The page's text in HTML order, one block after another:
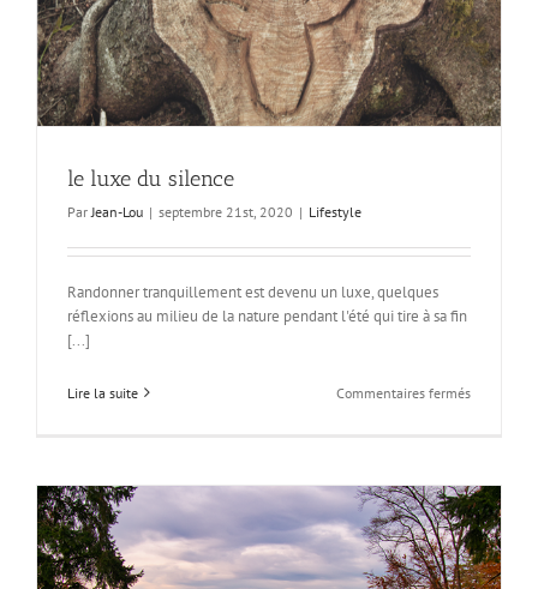
le luxe du silence
Par Jean-Lou | septembre 21st, 2020 | Lifestyle
Randonner tranquillement est devenu un luxe, quelques
réflexions au milieu de la nature pendant l'été qui tire à sa fin
[...]
Lire la suite Commentaires ferméssur